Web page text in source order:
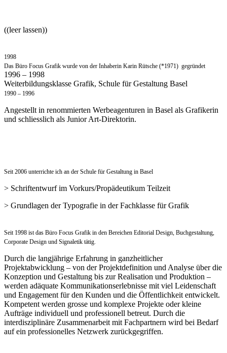
((leer lassen))
1998
Das Büro Focus Grafik wurde von der Inhaberin Karin Rütsche (*1971) gegründet
1996 – 1998
Weiterbildungsklasse Grafik, Schule für Gestaltung Basel
1990 – 1996
Angestellt in renommierten Werbeagenturen in Basel als Grafikerin
und schliesslich als Junior Art-Direktorin.
Seit 2006 unterrichte ich an der Schule für Gestaltung in Basel
> Schriftentwurf im Vorkurs/Propädeutikum Teilzeit
> Grundlagen der Typografie in der Fachklasse für Grafik
Seit 1998 ist das Büro Focus Grafik in den Bereichen Editorial Design, Buchgestaltung,
Corporate Design und Signaletik tätig.
Durch die langjährige Erfahrung in ganzheitlicher
Projektabwicklung – von der Projektdefinition und Analyse über die
Konzeption und Gestaltung bis zur Realisation und Produktion –
werden adäquate Kommunikationserlebnisse mit viel Leidenschaft
und Engagement für den Kunden und die Öffentlichkeit entwickelt.
Kompetent werden grosse und komplexe Projekte oder kleine
Aufträge individuell und professionell betreut. Durch die
interdisziplinäre Zusammenarbeit mit Fachpartnern wird bei Bedarf
auf ein professionelles Netzwerk zurückgegriffen.